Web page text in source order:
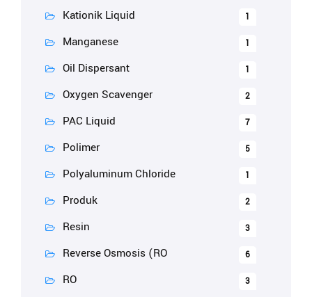
Kationik Liquid 1
Manganese 1
Oil Dispersant 1
Oxygen Scavenger 2
PAC Liquid 7
Polimer 5
Polyaluminum Chloride 1
Produk 2
Resin 3
Reverse Osmosis (RO 6
RO 3